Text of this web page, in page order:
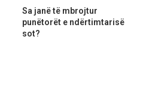
Sa janë të mbrojtur
punëtorët e ndërtimtarisë
sot?